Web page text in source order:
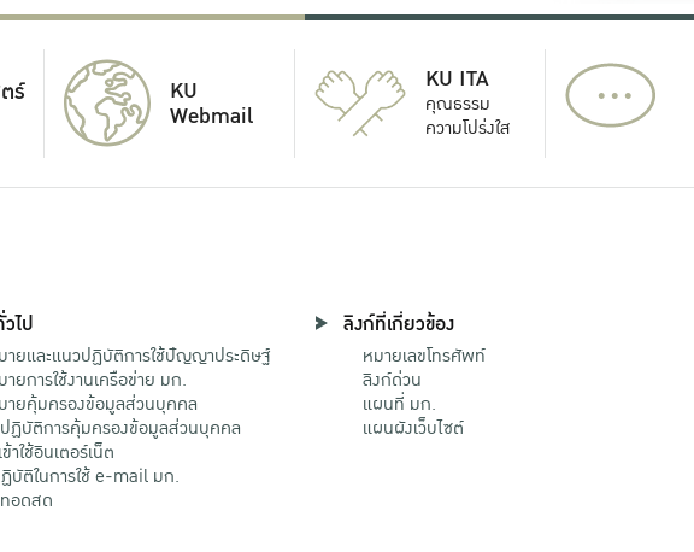
ร์ KU
Webmail
KU ITA
คุณธรรม
ความโปร่งใส
...
ไป
ายและแนวปฏิบัติการใช้ปัญญาประดิษฐ์
ายการใช้งานเครือข่าย มก.
ายคุ้มครองข้อมูลส่วนบุคคล
ฏิบัติการคุ้มครองข้อมูลส่วนบุคคล
าใช้อินเตอร์เน็ต
บัติในการใช้ e-mail มก.
อดสด
ลิงก์ที่เกี่ยวข้อง
หมายเลขโทรศัพท์
ลิงก์ด่วน
แผนที่ มก.
แผนผังเว็บไซต์